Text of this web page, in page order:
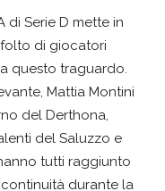
di Serie D mette in
di giocatori
questo traguardo.
Mattia Montini
del Derthona,
del Saluzzo e
tutti raggiunto
durante la